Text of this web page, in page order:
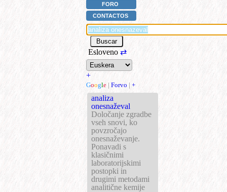
FORO
CONTACTOS
Esloveno ⇄
+
Google | Forvo | +
analiza
onesnaževal
Določanje zgradbe
vseh snovi, ko
povzročajo
onesnaževanje.
Ponavadi s
klasičnimi
laboratorijskimi
postopki in
drugimi metodami
analitične kemije